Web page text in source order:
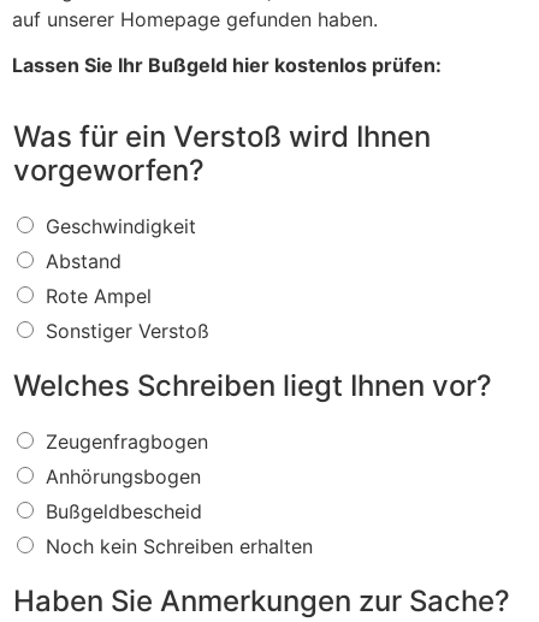
auf unserer Homepage gefunden haben.
Lassen Sie Ihr Bußgeld hier kostenlos prüfen:
Was für ein Verstoß wird Ihnen
vorgeworfen?
W
a
s
f
ü
r
i
V
e
r
s
t
o
ß
w
Geschwindigkeit
Abstand
Rote Ampel
Sonstiger Verstoß
Welches Schreiben liegt Ihnen vor?
W
e
c
h
e
S
Zeugenfragbogen
Anhörungsbogen
Bußgeldbescheid
Noch kein Schreiben erhalten
Haben Sie Anmerkungen zur Sache?